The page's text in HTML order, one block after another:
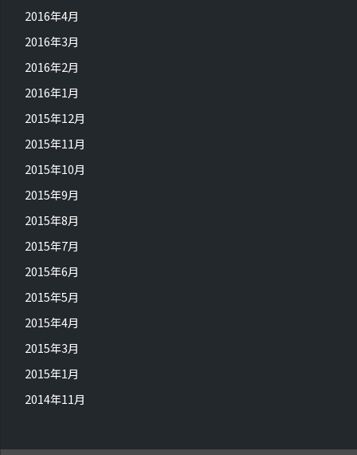
2016年4月
2016年3月
2016年2月
2016年1月
2015年12月
2015年11月
2015年10月
2015年9月
2015年8月
2015年7月
2015年6月
2015年5月
2015年4月
2015年3月
2015年1月
2014年11月